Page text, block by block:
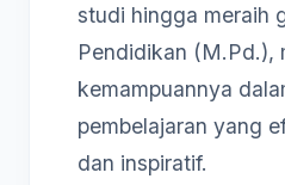
studi hingga meraih
Pendidikan (M.Pd.),
kemampuannya
pembelajaran yang
dan inspiratif.